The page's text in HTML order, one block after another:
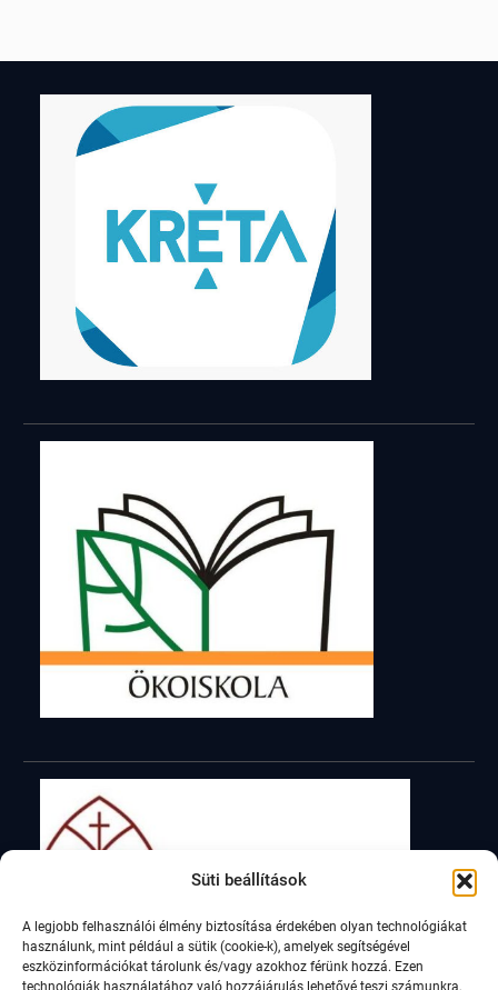
Süti beállítások
A legjobb felhasználói élmény biztosítása érdekében olyan technológiákat
használunk, mint például a sütik (cookie-k), amelyek segítségével
eszközinformációkat tárolunk és/vagy azokhoz férünk hozzá. Ezen
technológiák használatához való hozzájárulás lehetővé teszi számunkra,